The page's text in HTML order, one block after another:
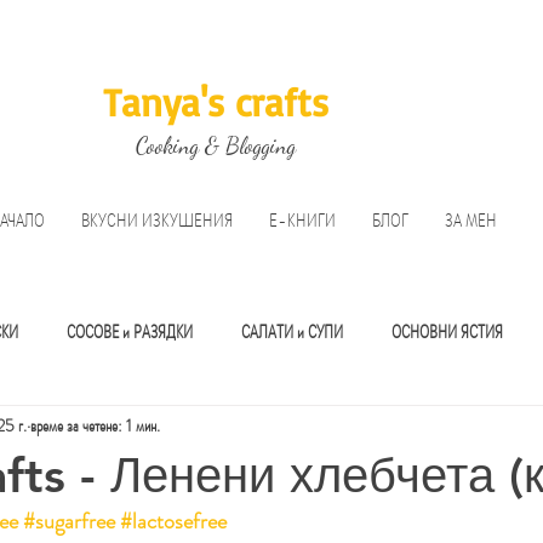
Tanya's crafts
Cooking & Blogging
ВКУСНИ ИЗКУШЕНИЯ Е-КНИГИ БЛОГ ЗА МЕН
СОСОВЕ и РАЗЯДКИ САЛАТИ и СУПИ ОСНОВНИ ЯСТИЯ
- Ленени хлебчета
г.време за четене: 1 мин.
#sugarfree#lactosefree